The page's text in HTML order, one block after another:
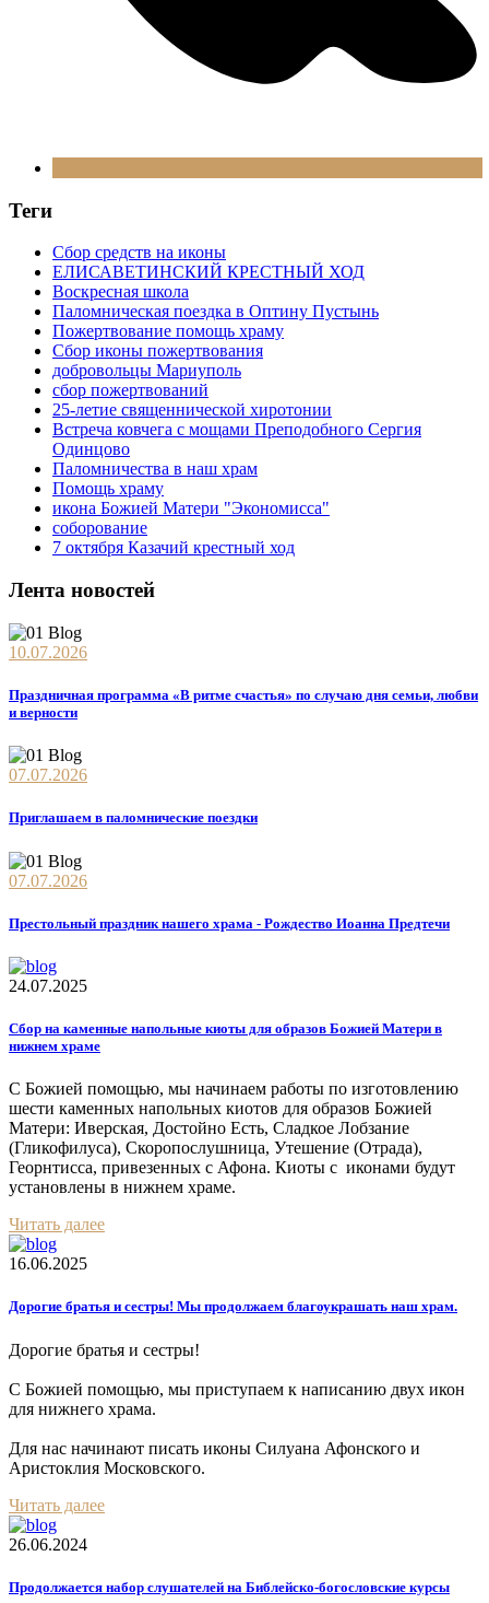
Теги
Сбор средств на иконы
ЕЛИСАВЕТИНСКИЙ КРЕСТНЫЙ ХОД
Воскресная школа
Паломническая поездка в Оптину Пустынь
Пожертвование помощь храму
Сбор иконы пожертвования
добровольцы Мариуполь
сбор пожертвований
25-летие священнической хиротонии
Встреча ковчега с мощами Преподобного Сергия
Одинцово
Паломничества в наш храм
Помощь храму
икона Божией Матери "Экономисса"
соборование
7 октября Казачий крестный ход
Лента новостей
10.07.2026
Праздничная программа «В ритме счастья» по случаю дня семьи, любви
и верности
07.07.2026
Приглашаем в паломнические поездки
07.07.2026
Престольный праздник нашего храма - Рождество Иоанна Предтечи
24.07.2025
Сбор на каменные напольные киоты для образов Божией Матери в
нижнем храме
С Божией помощью, мы начинаем работы по изготовлению
шести каменных напольных киотов для образов Божией
Матери: Иверская, Достойно Есть, Сладкое Лобзание
(Гликофилуса), Скоропослушница, Утешение (Отрада),
Георнтисса, привезенных с Афона. Киоты с иконами будут
установлены в нижнем храме.
Читать далее
16.06.2025
Дорогие братья и сестры! Мы продолжаем благоукрашать наш храм.
Дорогие братья и сестры!
С Божией помощью, мы приступаем к написанию двух икон
для нижнего храма.
Для нас начинают писать иконы Силуана Афонского и
Аристоклия Московского.
Читать далее
26.06.2024
Продолжается набор слушателей на Библейско-богословские курсы